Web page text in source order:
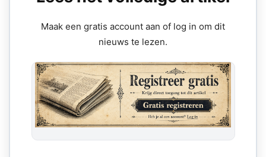
Maak een gratis account aan of log in om dit
nieuws te lezen.